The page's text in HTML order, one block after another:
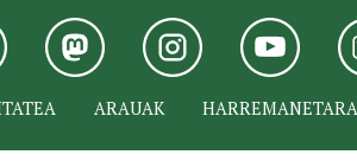
ARAUAK